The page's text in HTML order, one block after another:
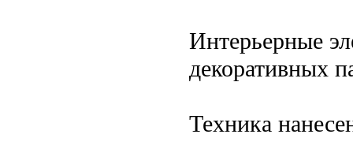
Интерьерные
декоративных
Техника